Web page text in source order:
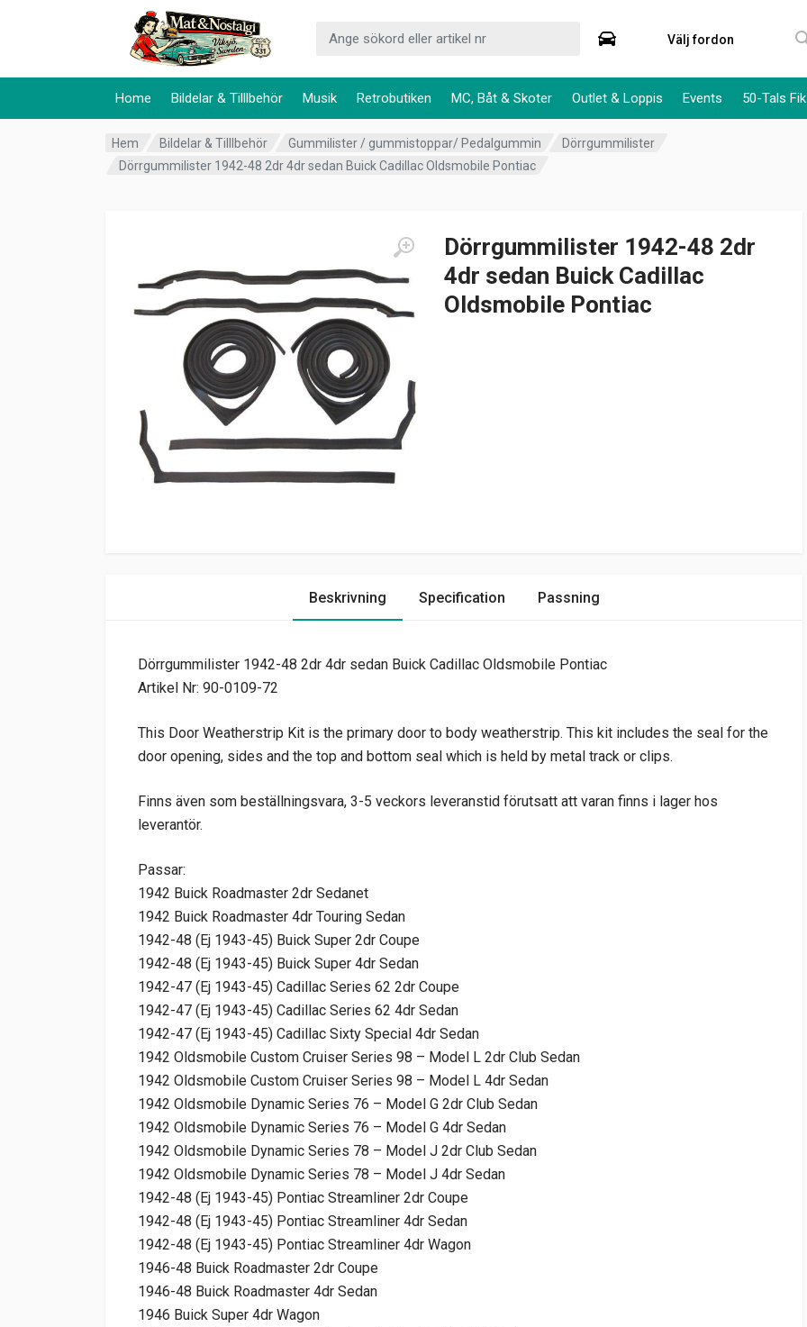
Home Bildelar & Tilllbehör Musik Retrobutiken MC, Båt & Skoter Outlet & Loppis Events 50-Tals Fik
Välj fordon
Hem Bildelar & Tilllbehör Gummilister / gummistoppar/ Pedalgummin
Dörrgummilister
Dörrgummilister 1942-48 2dr 4dr sedan Buick Cadillac Oldsmobile Pontiac
Dörrgummilister 1942-48 2dr
4dr sedan Buick Cadillac
Oldsmobile Pontiac
Beskrivning Specification Passning
Dörrgummilister 1942-48 2dr 4dr sedan Buick Cadillac Oldsmobile Pontiac
Artikel Nr: 90-0109-72
This Door Weatherstrip Kit is the primary door to body weatherstrip. This kit includes the seal for the
door opening, sides and the top and bottom seal which is held by metal track or clips.
Finns även som beställningsvara, 3-5 veckors leveranstid förutsatt att varan finns i lager hos
leverantör.
Passar:
1942 Buick Roadmaster 2dr Sedanet
1942 Buick Roadmaster 4dr Touring Sedan
1942-48 (Ej 1943-45) Buick Super 2dr Coupe
1942-48 (Ej 1943-45) Buick Super 4dr Sedan
1942-47 (Ej 1943-45) Cadillac Series 62 2dr Coupe
1942-47 (Ej 1943-45) Cadillac Series 62 4dr Sedan
1942-47 (Ej 1943-45) Cadillac Sixty Special 4dr Sedan
1942 Oldsmobile Custom Cruiser Series 98 – Model L 2dr Club Sedan
1942 Oldsmobile Custom Cruiser Series 98 – Model L 4dr Sedan
1942 Oldsmobile Dynamic Series 76 – Model G 2dr Club Sedan
1942 Oldsmobile Dynamic Series 76 – Model G 4dr Sedan
1942 Oldsmobile Dynamic Series 78 – Model J 2dr Club Sedan
1942 Oldsmobile Dynamic Series 78 – Model J 4dr Sedan
1942-48 (Ej 1943-45) Pontiac Streamliner 2dr Coupe
1942-48 (Ej 1943-45) Pontiac Streamliner 4dr Sedan
1942-48 (Ej 1943-45) Pontiac Streamliner 4dr Wagon
1946-48 Buick Roadmaster 2dr Coupe
1946-48 Buick Roadmaster 4dr Sedan
1946 Buick Super 4dr Wagon